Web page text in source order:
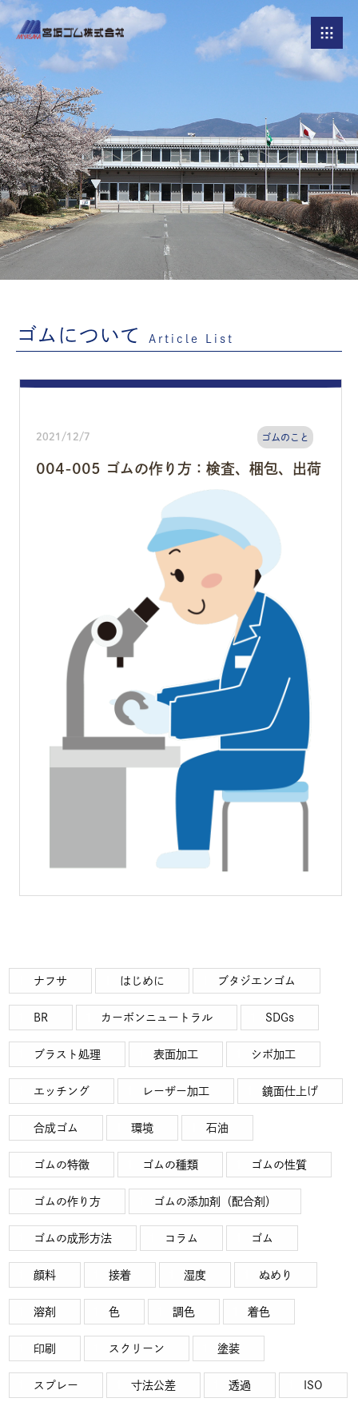
ゴムについて Article List
2021/12/7 ゴムのこと
004-005 ゴムの作り方：検査、梱包、出荷
ナフサ はじめに ブタジエンゴム
BR カーボンニュートラル SDGs
ブラスト処理 表面加工 シボ加工
エッチング レーザー加工 鏡面仕上げ
合成ゴム 環境 石油
ゴムの特徴 ゴムの種類 ゴムの性質
ゴムの作り方 ゴムの添加剤（配合剤）
ゴムの成形方法 コラム ゴム
顔料 接着 湿度 ぬめり
溶剤 色 調色 着色
印刷 スクリーン 塗装
スプレー 寸法公差 透過 ISO